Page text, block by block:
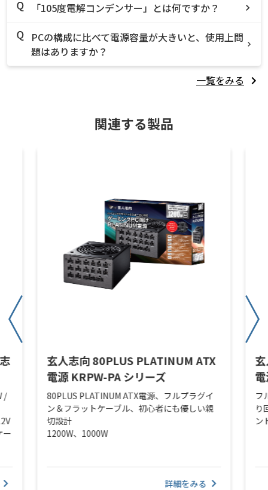
「105度電解コンデンサー」とは何ですか？
PCの構成に比べて電源容量が大きいと、使用上問
題はありますか？
一覧をみる
関連する製品
/
ー
玄人志向 80PLUS PLATINUM ATX
電源 KRPW-PA シリーズ
80PLUS PLATINUM ATX電源、フルプラグイ
ン＆フラットケーブル、初心者にも優しい親
切設計
1200W、1000W
詳細をみる
フ
り
ン